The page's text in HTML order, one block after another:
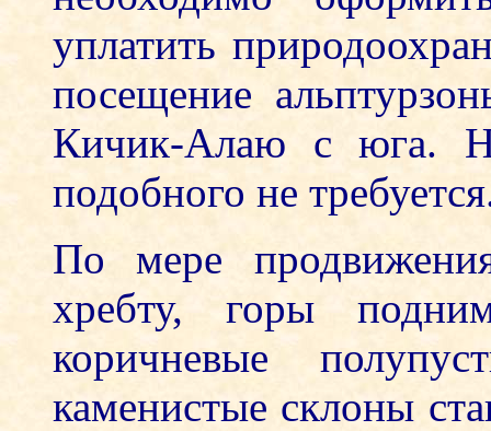
уплатить
посещение
Кичик-Алаю с юга.
подобного не
По мере
хребту, горы
коричневые
каменистые склоны